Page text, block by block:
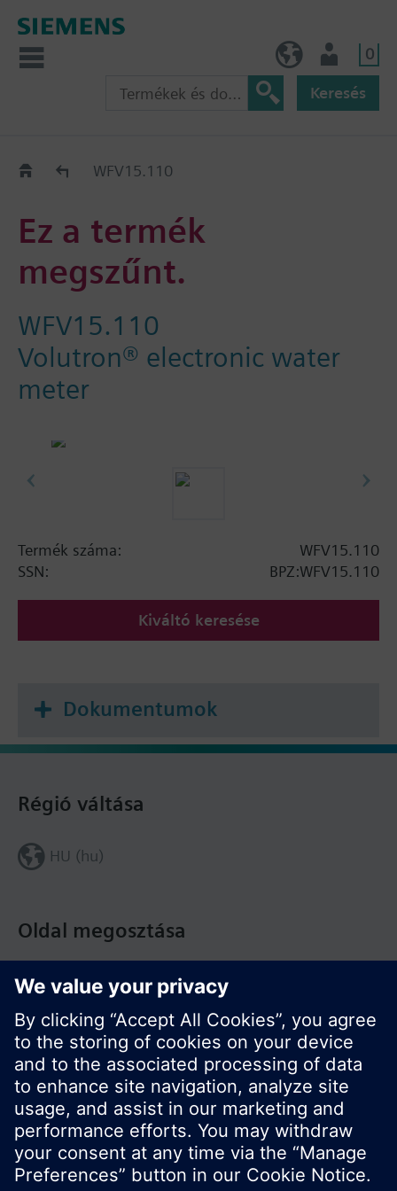
0
Keresés
Régi-Új Kiváltási segédlet
WFV15.110
Ez a termék
megszűnt.
WFV15.110
Volutron® electronic water
meter
Termék száma:
WFV15.110
SSN:
BPZ:WFV15.110
Kiváltó keresése
Dokumentumok
Oldal megosztása
Régió váltása
HU (hu)
© Siemens Switzerland Ltd. Building Technologies
Division - 2016